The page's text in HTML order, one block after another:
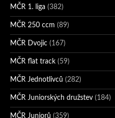
MČR 1. liga (382)
MČR 250 ccm (89)
MČR Dvojic (167)
MČR flat track (59)
MČR Jednotlivců (282)
MČR Juniorských družstev (184)
MČR Juniorů (359)